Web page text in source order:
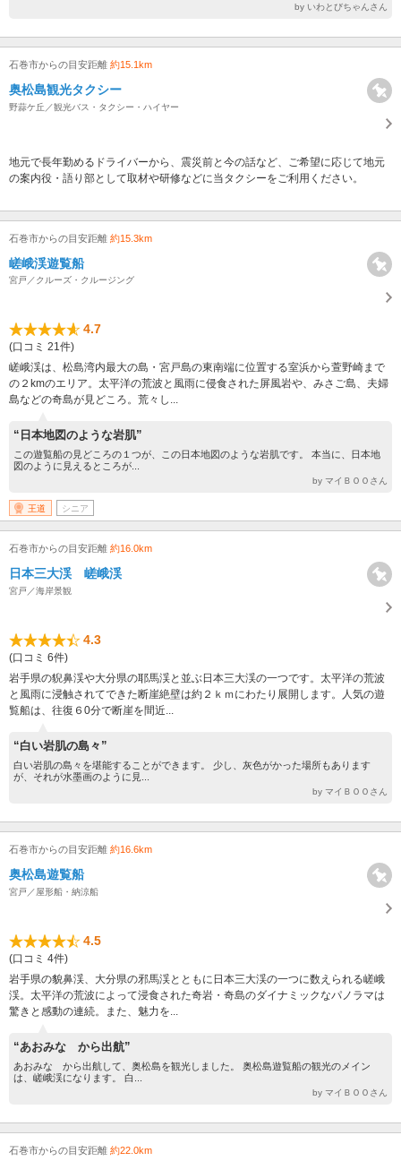
by いわとびちゃんさん
石巻市からの目安距離 約15.1km
奥松島観光タクシー
野蒜ケ丘／観光バス・タクシー・ハイヤー
地元で長年勤めるドライバーから、震災前と今の話など、ご希望に応じて地元
の案内役・語り部として取材や研修などに当タクシーをご利用ください。
石巻市からの目安距離 約15.3km
嵯峨渓遊覧船
宮戸／クルーズ・クルージング
4.7
(口コミ 21件)
嵯峨渓は、松島湾内最大の島・宮戸島の東南端に位置する室浜から萱野崎まで
の２kmのエリア。太平洋の荒波と風雨に侵食された屏風岩や、みさご島、夫婦
島などの奇島が見どころ。荒々し...
“日本地図のような岩肌”
この遊覧船の見どころの１つが、この日本地図のような岩肌です。 本当に、日本地
図のように見えるところが...
by マイＢＯＯさん
王道 シニア
石巻市からの目安距離 約16.0km
日本三大渓 嵯峨渓
宮戸／海岸景観
4.3
(口コミ 6件)
岩手県の貎鼻渓や大分県の耶馬渓と並ぶ日本三大渓の一つです。太平洋の荒波
と風雨に浸触されてできた断崖絶壁は約２ｋｍにわたり展開します。人気の遊
覧船は、往復６0分で断崖を間近...
“白い岩肌の島々”
白い岩肌の島々を堪能することができます。 少し、灰色がかった場所もあります
が、それが水墨画のように見...
by マイＢＯＯさん
石巻市からの目安距離 約16.6km
奥松島遊覧船
宮戸／屋形船・納涼船
4.5
(口コミ 4件)
岩手県の貌鼻渓、大分県の邪馬渓とともに日本三大渓の一つに数えられる嵯峨
渓。太平洋の荒波によって浸食された奇岩・奇島のダイナミックなパノラマは
驚きと感動の連続。また、魅力を...
“あおみな から出航”
あおみな から出航して、奥松島を観光しました。 奥松島遊覧船の観光のメイン
は、嵯峨渓になります。 白...
by マイＢＯＯさん
石巻市からの目安距離 約22.0km